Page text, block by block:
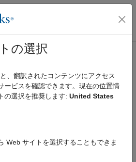
ス ナビゲーション メ
ム
for Linux
deployed to target computer
applicationName)
の選択
、翻訳されたコンテンツにアクセス
ービスを確認できます。現在の位置情
の選択を推奨します: United States
Web サイトを選択することもできま